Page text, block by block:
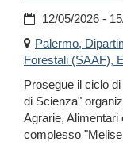
12/05/2026 -
Palermo,
Forestali (SAAF),
Prosegue il ciclo
di Scienza"
Agrarie, Alimentari
complesso